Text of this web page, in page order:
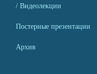
/ Видеолекции
Постерные презентации
Архив